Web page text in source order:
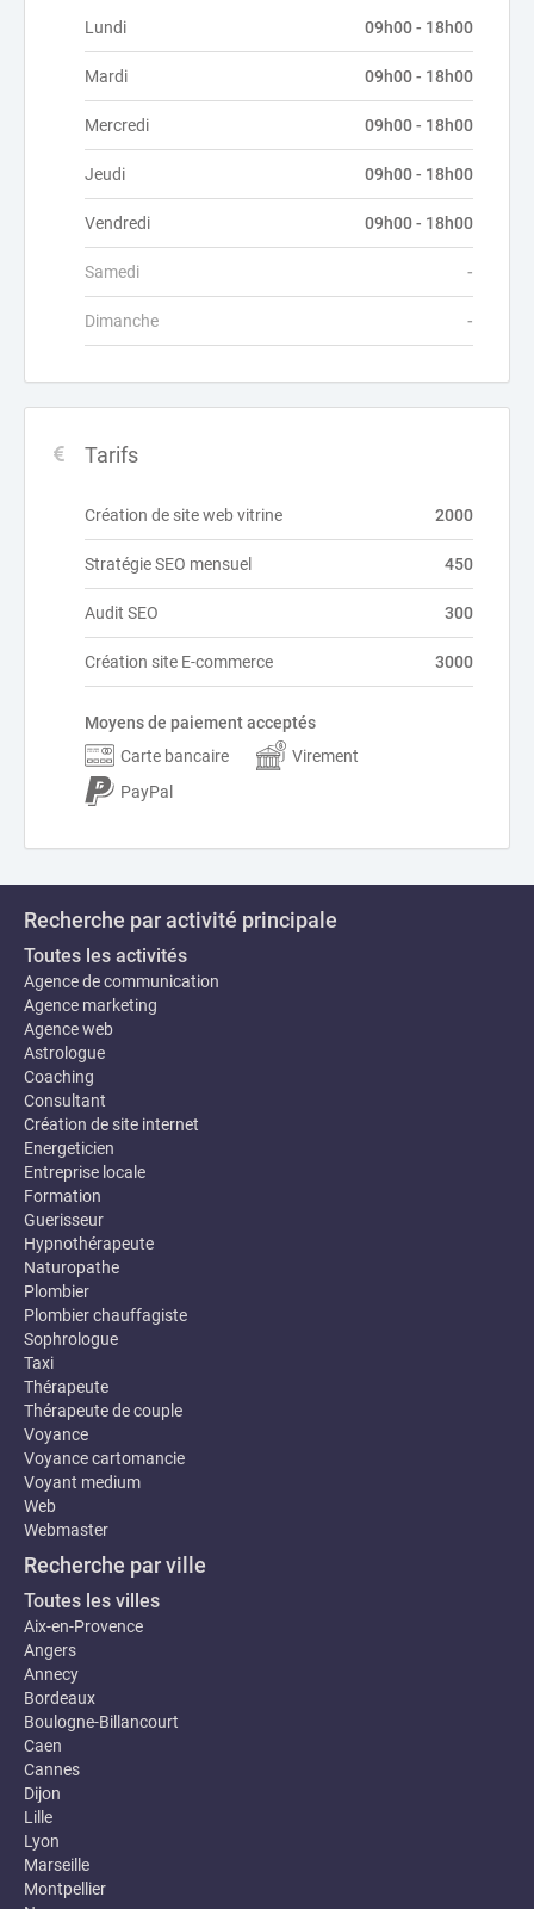
Lundi 09h00 - 18h00
Mardi 09h00 - 18h00
Mercredi 09h00 - 18h00
Jeudi 09h00 - 18h00
Vendredi 09h00 - 18h00
Samedi -
Dimanche -
Tarifs
Création de site web vitrine 2000
Stratégie SEO mensuel 450
Audit SEO 300
Création site E-commerce 3000
Moyens de paiement acceptés
Carte bancaire
Virement
PayPal
Recherche par activité principale
Toutes les activités
Agence de communication
Agence marketing
Agence web
Astrologue
Coaching
Consultant
Création de site internet
Energeticien
Entreprise locale
Formation
Guerisseur
Hypnothérapeute
Naturopathe
Plombier
Plombier chauffagiste
Sophrologue
Taxi
Thérapeute
Thérapeute de couple
Voyance
Voyance cartomancie
Voyant medium
Web
Webmaster
Recherche par ville
Toutes les villes
Aix-en-Provence
Angers
Annecy
Bordeaux
Boulogne-Billancourt
Caen
Cannes
Dijon
Lille
Lyon
Marseille
Montpellier